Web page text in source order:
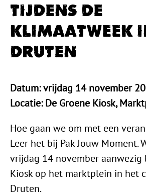
tijdens de
Klimaatweek
Druten
Datum: vrijdag 14 november
Locatie: De Groene Kiosk,
Hoe gaan we om met een
Leer het bij Pak Jouw Moment.
vrijdag 14 november aanwezig
Kiosk op het marktplein in het
Druten.